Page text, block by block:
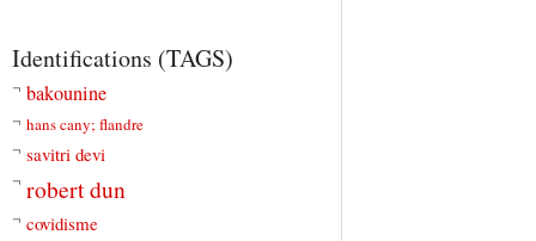
Identifications (TAGS)
bakounine
hans cany; flandre
savitri devi
robert dun
covidisme